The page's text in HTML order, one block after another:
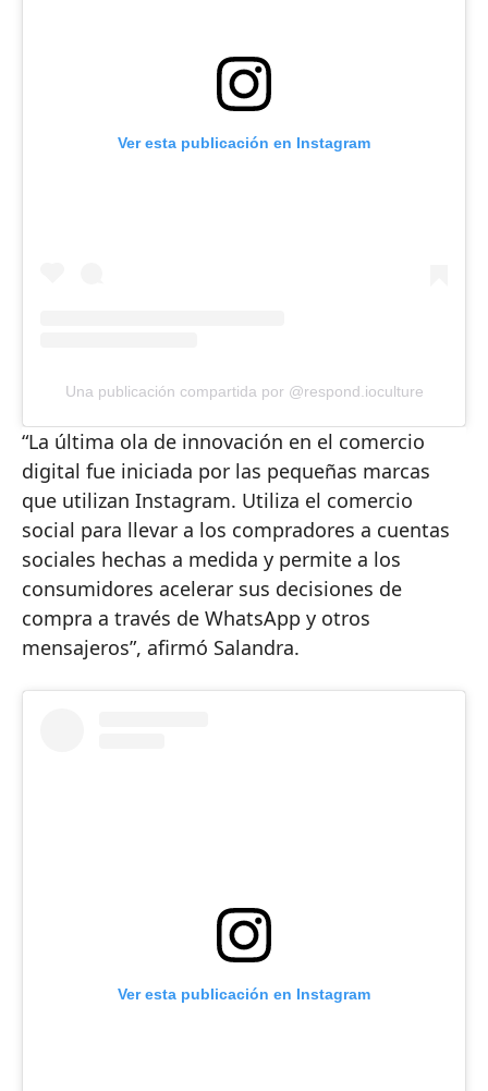
Ver esta publicación en Instagram
Una publicación compartida por @respond.ioculture
“La última ola de innovación en el comercio
digital fue iniciada por las pequeñas marcas
que utilizan Instagram. Utiliza el comercio
social para llevar a los compradores a cuentas
sociales hechas a medida y permite a los
consumidores acelerar sus decisiones de
compra a través de WhatsApp y otros
mensajeros”, afirmó Salandra.
Ver esta publicación en Instagram